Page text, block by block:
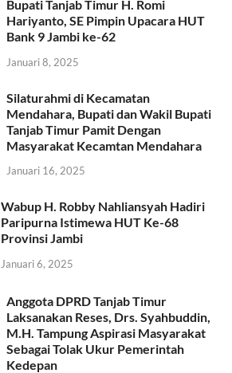
Bupati Tanjab Timur H. Romi
Hariyanto, SE Pimpin Upacara HUT
Bank 9 Jambi ke-62
Januari 8, 2025
Silaturahmi di Kecamatan
Mendahara, Bupati dan Wakil Bupati
Tanjab Timur Pamit Dengan
Masyarakat Kecamtan Mendahara
Januari 16, 2025
Wabup H. Robby Nahliansyah Hadiri
Paripurna Istimewa HUT Ke-68
Provinsi Jambi
Januari 6, 2025
Anggota DPRD Tanjab Timur
Laksanakan Reses, Drs. Syahbuddin,
M.H. Tampung Aspirasi Masyarakat
Sebagai Tolak Ukur Pemerintah
Kedepan